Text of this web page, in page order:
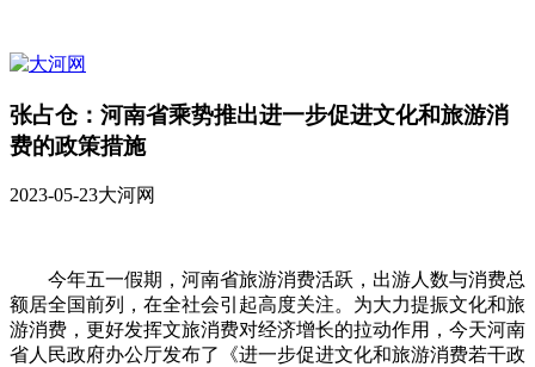
张占仓：河南省乘势推出进一步促进文化和旅游消
费的政策措施
2023-05-23大河网
今年五一假期，河南省旅游消费活跃，出游人数与消费总
额居全国前列，在全社会引起高度关注。为大力提振文化和旅
游消费，更好发挥文旅消费对经济增长的拉动作用，今天河南
省人民政府办公厅发布了《进一步促进文化和旅游消费若干政